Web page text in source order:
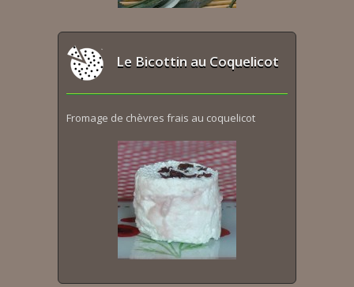
Le Bicottin au Coquelicot
Fromage de chèvres frais au coquelicot